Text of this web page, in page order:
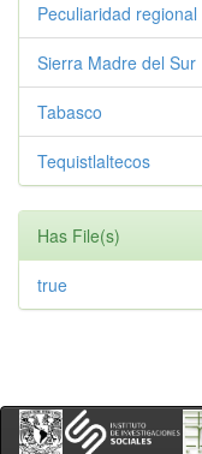
Peculiaridad regional
Sierra Madre del Sur
Tabasco
Tequistlaltecos
Has File(s)
true